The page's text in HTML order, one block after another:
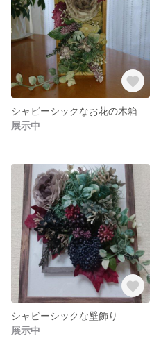
シャビーシックなお花の木箱
展示中
シャビーシックな壁飾り
展示中